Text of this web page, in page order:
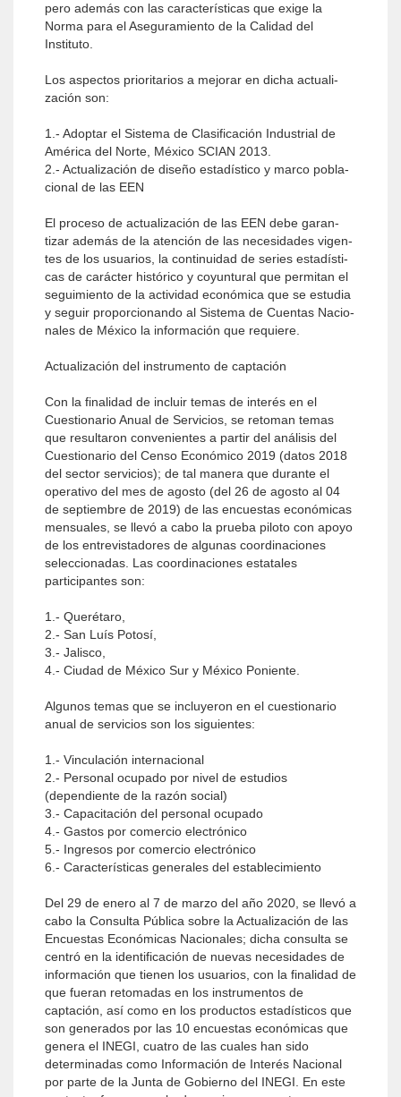
pero además con las características que exige la
Norma para el Aseguramiento de la Calidad del
Instituto.
Los aspectos prioritarios a mejorar en dicha actuali­
zación son:
1.- Adoptar el Sistema de Clasificación Industrial de
América del Norte, México SCIAN 2013.
2.- Actualización de diseño estadístico y marco pobla­
cional de las EEN
El proceso de actualización de las EEN debe garan­
tizar además de la atención de las necesidades vigen­
tes de los usuarios, la continuidad de series estadísti­
cas de carácter histórico y coyuntural que permitan el
seguimiento de la actividad económica que se estudia
y seguir proporcionando al Sistema de Cuentas Nacio­
nales de México la información que requiere.
Actualización del instrumento de captación
Con la finalidad de incluir temas de interés en el
Cuestionario Anual de Servicios, se retoman temas
que resultaron convenientes a partir del análisis del
Cuestionario del Censo Económico 2019 (datos 2018
del sector servicios); de tal manera que durante el
operativo del mes de agosto (del 26 de agosto al 04
de septiembre de 2019) de las encuestas económicas
mensuales, se llevó a cabo la prueba piloto con apoyo
de los entrevistadores de algunas coordinaciones
seleccionadas. Las coordinaciones estatales
participantes son:
1.- Querétaro,
2.- San Luís Potosí,
3.- Jalisco,
4.- Ciudad de México Sur y México Poniente.
Algunos temas que se incluyeron en el cuestionario
anual de servicios son los siguientes:
1.- Vinculación internacional
2.- Personal ocupado por nivel de estudios
(dependiente de la razón social)
3.- Capacitación del personal ocupado
4.- Gastos por comercio electrónico
5.- Ingresos por comercio electrónico
6.- Características generales del establecimiento
Del 29 de enero al 7 de marzo del año 2020, se llevó a
cabo la Consulta Pública sobre la Actualización de las
Encuestas Económicas Nacionales; dicha consulta se
centró en la identificación de nuevas necesidades de
información que tienen los usuarios, con la finalidad de
que fueran retomadas en los instrumentos de
captación, así como en los productos estadísticos que
son generados por las 10 encuestas económicas que
genera el INEGI, cuatro de las cuales han sido
determinadas como Información de Interés Nacional
por parte de la Junta de Gobierno del INEGI. En este